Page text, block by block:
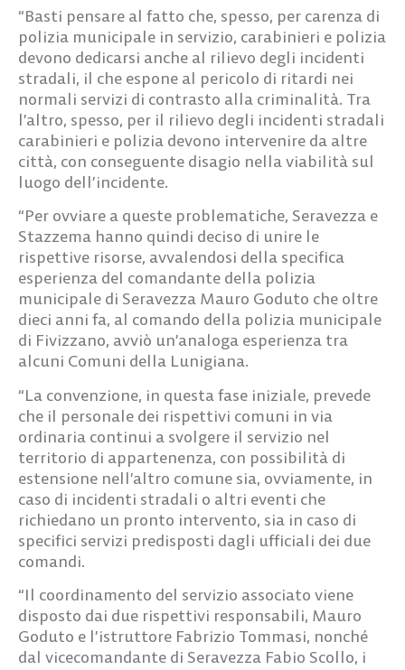
“Basti pensare al fatto che, spesso, per carenza di
polizia municipale in servizio, carabinieri e polizia
devono dedicarsi anche al rilievo degli incidenti
stradali, il che espone al pericolo di ritardi nei
normali servizi di contrasto alla criminalità. Tra
l’altro, spesso, per il rilievo degli incidenti stradali
carabinieri e polizia devono intervenire da altre
città, con conseguente disagio nella viabilità sul
luogo dell’incidente.
“Per ovviare a queste problematiche, Seravezza e
Stazzema hanno quindi deciso di unire le
rispettive risorse, avvalendosi della specifica
esperienza del comandante della polizia
municipale di Seravezza Mauro Goduto che oltre
dieci anni fa, al comando della polizia municipale
di Fivizzano, avviò un’analoga esperienza tra
alcuni Comuni della Lunigiana.
“La convenzione, in questa fase iniziale, prevede
che il personale dei rispettivi comuni in via
ordinaria continui a svolgere il servizio nel
territorio di appartenenza, con possibilità di
estensione nell’altro comune sia, ovviamente, in
caso di incidenti stradali o altri eventi che
richiedano un pronto intervento, sia in caso di
specifici servizi predisposti dagli ufficiali dei due
comandi.
“Il coordinamento del servizio associato viene
disposto dai due rispettivi responsabili, Mauro
Goduto e l’istruttore Fabrizio Tommasi, nonché
dal vicecomandante di Seravezza Fabio Scollo, i